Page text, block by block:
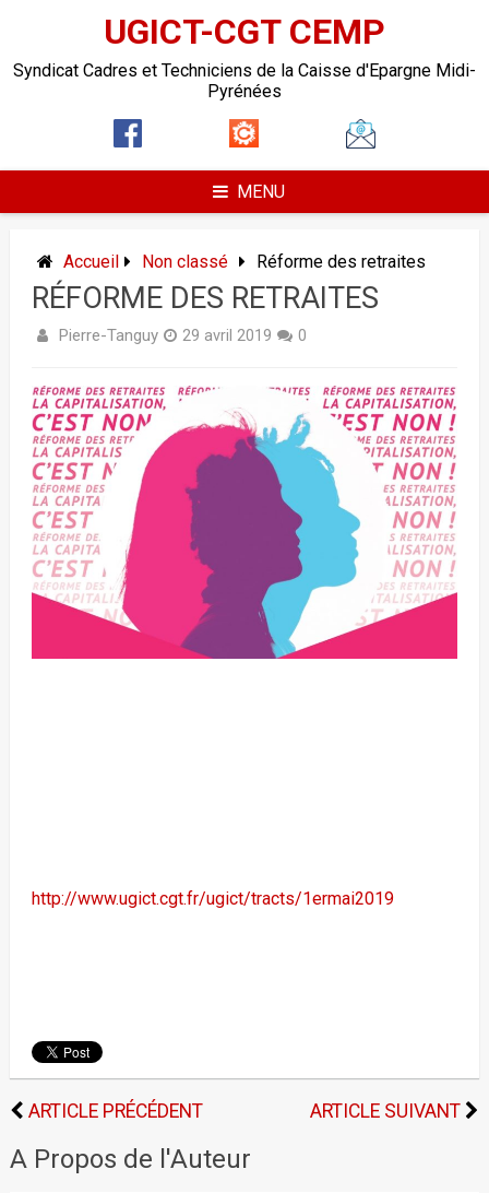
UGICT-CGT CEMP
Syndicat Cadres et Techniciens de la Caisse d'Epargne Midi-
Pyrénées
MENU
Accueil Non classé Réforme des retraites
RÉFORME DES RETRAITES
Pierre-Tanguy 29 avril 2019 0
http://www.ugict.cgt.fr/ugict/tracts/1ermai2019
ARTICLE PRÉCÉDENT ARTICLE SUIVANT
A Propos de l'Auteur